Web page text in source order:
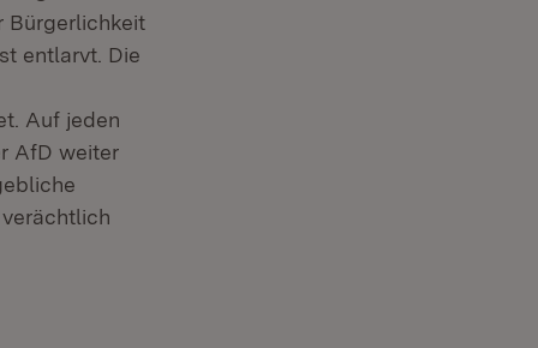
Bürgerlichkeit
entlarvt. Die
Auf jeden
AfD weiter